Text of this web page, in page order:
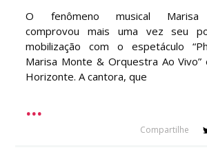
O fenômeno musical Marisa
comprovou mais uma vez seu
mobilização com o espetáculo
Marisa Monte & Orquestra Ao Vivo”
Horizonte. A cantora, que
Compartilhe